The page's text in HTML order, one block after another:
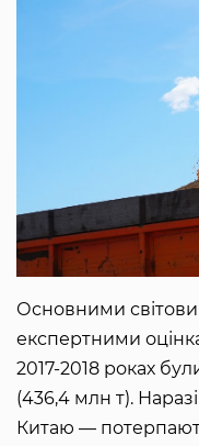
Основними
експертними
2017-2018 роках
(436,4 млн т).
Китаю —